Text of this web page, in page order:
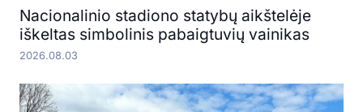
Nacionalinio stadiono statybų aikštelėje
iškeltas simbolinis pabaigtuvių vainikas
2026.08.03